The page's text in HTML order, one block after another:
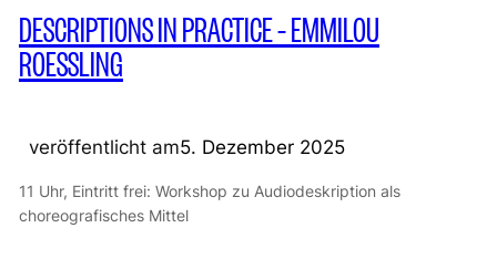
DESCRIPTIONS IN PRACTICE – EMMILOU
ROESSLING
veröffentlicht am5. Dezember 2025
11 Uhr, Eintritt frei: Workshop zu Audiodeskription als
choreografisches Mittel